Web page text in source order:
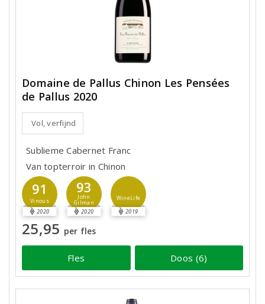
Domaine de Pallus Chinon Les Pensées
de Pallus 2020
Vol, verfijnd
Sublieme Cabernet Franc
Van topterroir in Chinon
91
Vinous
2020
93
John
Gilman
2020
WineLife
2019
25,95 per fles
Fles Doos (6)